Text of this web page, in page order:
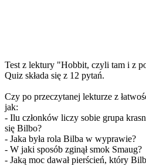
Test z lektury "Hobbit, czyli tam i z
Quiz składa się z 12 pytań.
Czy po przeczytanej lekturze z
jak:
- Ilu członków liczy sobie grupa
się Bilbo?
- Jaka była rola Bilba w wyprawie?
- W jaki sposób zginął smok Smaug?
- Jaką moc dawał pierścień, który